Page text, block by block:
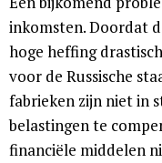
inkomsten. Doordat
hoge heffing
voor de Russische
fabrieken zijn niet in
belastingen te
financiële middelen